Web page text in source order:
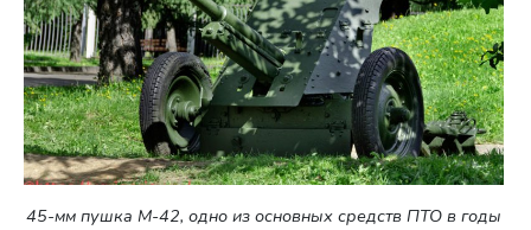
45-мм пушка М-42, одно из основных средств ПТО в годы